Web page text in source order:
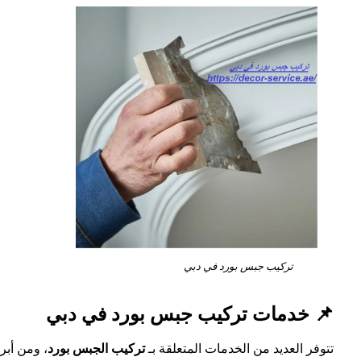
تركيب جبس بورد في دبي
📌 خدمات تركيب جبس بورد في دبي
تتوفر العديد من الخدمات المتعلقة بـتركيب الجبس بورد، ومن